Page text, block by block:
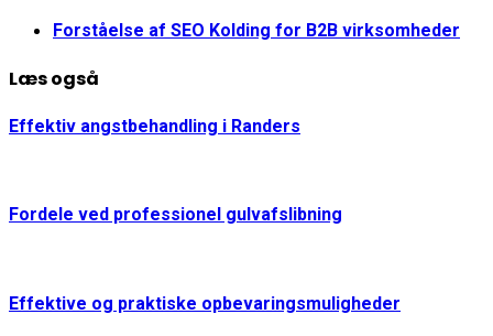
Forståelse af SEO Kolding for B2B virksomheder
Læs også
Effektiv angstbehandling i Randers
Fordele ved professionel gulvafslibning
Effektive og praktiske opbevaringsmuligheder